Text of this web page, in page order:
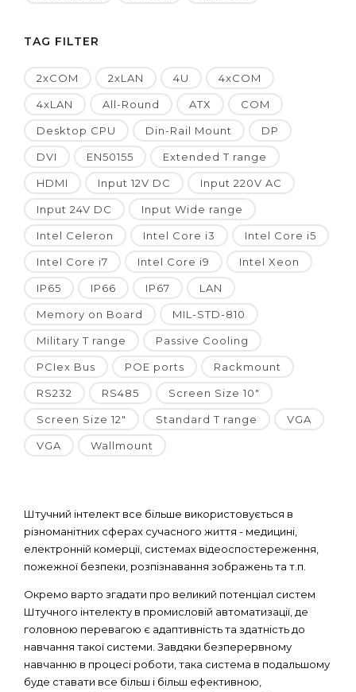
TAG FILTER
2xCOM 2xLAN 4U 4xCOM
4xLAN All-Round ATX COM
Desktop CPU Din-Rail Mount DP
DVI EN50155 Extended T range
HDMI Input 12V DC Input 220V AC
Input 24V DC Input Wide range
Intel Celeron Intel Core i3 Intel Core i5
Intel Core i7 Intel Core i9 Intel Xeon
IP65 IP66 IP67 LAN
Memory on Board MIL-STD-810
Military T range Passive Cooling
PCIex Bus POE ports Rackmount
RS232 RS485 Screen Size 10"
Screen Size 12" Standard T range VGA
VGA Wallmount
Штучний інтелект все більше використовується в
різноманітних сферах сучасного життя - медицині,
електронній комерції, системах відеоспостереження,
пожежної безпеки, розпізнавання зображень та т.п.
Окремо варто згадати про великий потенціал систем
Штучного інтелекту в промисловій автоматизації, де
головною перевагою є адаптивність та здатність до
навчання такої системи. Завдяки безперервному
навчанню в процесі роботи, така система в подальшому
буде ставати все більш і більш ефективною,